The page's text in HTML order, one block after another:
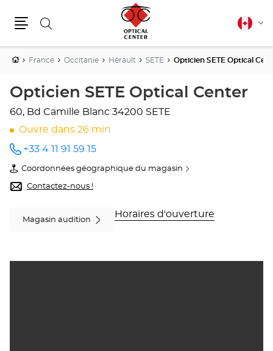
Rechercher
Français
AccueilFrance Occitanie Hérault SETE Opticien SETE Optical
Opticien SETE Optical Center
60, Bd Camille Blanc 34200 SETE
Ouvre dans 26 min
Appeler
le point
de vente
Opticien
SETE
+33 4 11 91 59 15
Coordonnées géographique du magasin
du
point
de
SETE
Contactez-nous !
Magasin audition
Horaires d'ouverture